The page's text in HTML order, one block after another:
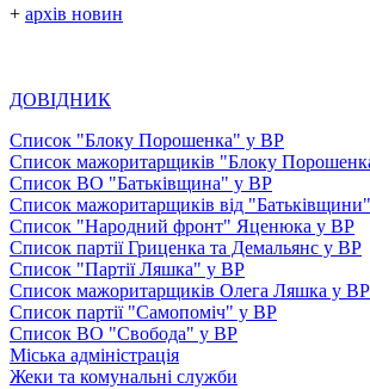
+ архів новин
ДОВІДНИК
Список "Блоку Порошенка" у ВР
Список мажоритарщиків "Блоку
Список ВО "Батьківщина" у ВР
Список мажоритарщиків від "Батьківщини"
Список "Народний фронт" Яценюка у ВР
Список партії Гриценка та Демальянс у ВР
Список "Партії Ляшка" у ВР
Список мажоритарщиків Олега Ляшка у ВР
Список партії "Самопоміч" у ВР
Список ВО "Свобода" у ВР
Міська адміністрація
Жеки та комунальні служби